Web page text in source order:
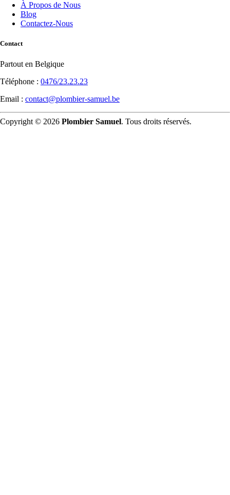
À Propos de Nous
Blog
Contactez-Nous
Contact
Partout en Belgique
Téléphone : 0476/23.23.23
Email : contact@plombier-samuel.be
Copyright © 2026 Plombier Samuel. Tous droits réservés.